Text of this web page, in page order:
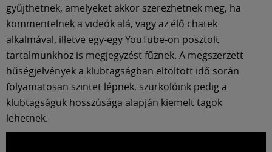
gyűjthetnek, amelyeket akkor szerezhetnek meg, ha
kommentelnek a videók alá, vagy az élő chatek
alkalmával, illetve egy-egy YouTube-on posztolt
tartalmunkhoz is megjegyzést fűznek. A megszerzett
hűségjelvények a klubtagságban eltöltött idő során
folyamatosan szintet lépnek, szurkolóink pedig a
klubtagságuk hosszúsága alapján kiemelt tagok
lehetnek.